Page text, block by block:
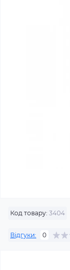
Код товару: 3404
Відгуки: 0